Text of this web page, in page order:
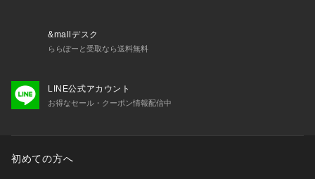
&mallデスク
ららぽーと受取なら送料無料
LINE公式アカウント
お得なセール・クーポン情報配信中
初めての方へ